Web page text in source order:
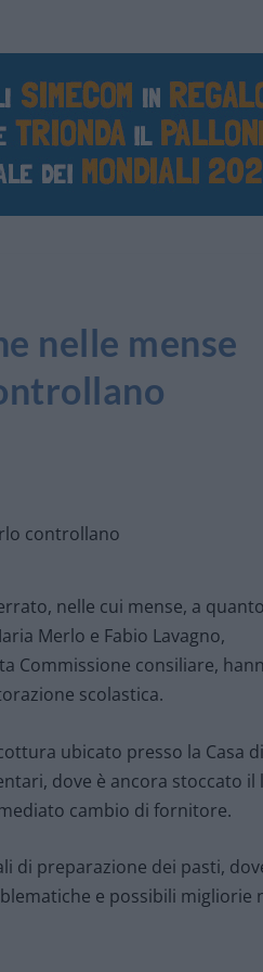
nelle mense
nelle cui mense, a quanto
Merlo e Fabio Lavagno,
Commissione consiliare,
scolastica.
ubicato presso la Casa di
dove è ancora stoccato il
cambio di fornitore.
di preparazione dei pasti,
e possibili migliorie